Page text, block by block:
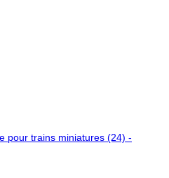
pour trains miniatures (24) -